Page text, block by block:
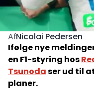
AfNicolai Pedersen
Ifølge nye
en F1-styring hos
Tsunodaser ud til
planer.